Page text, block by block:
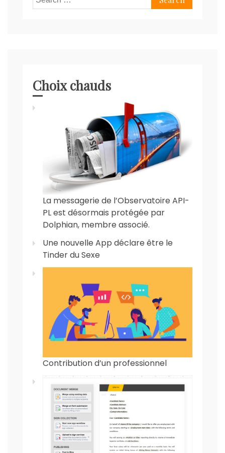
for:
Choix chauds
La messagerie de l’Observatoire API-
PL est désormais protégée par
Dolphian, membre associé.
Une nouvelle App déclare être le
Tinder du Sexe
Contribution d’un professionnel